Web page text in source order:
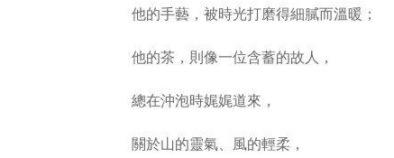
他的手藝，被時光打磨得細膩而溫暖；
他的茶，則像一位含蓄的故人，
總在沖泡時娓娓道來，
關於山的靈氣、風的輕柔，